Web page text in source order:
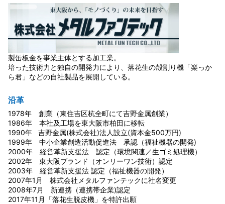
製缶板金を事業主体とする加工業。
培った技術力と独自の開発力により、落花生の殻割り機「楽っか
ら君」などの自社製品を展開している。
沿革
1978年 創業（東住吉区杭全町にて吉野金属創業）
1986年 本社及工場を東大阪市柏田に移転
1990年 吉野金属(株式会社)法人設立(資本金500万円)
1999年 中小企業創造活動促進法 承認（福祉機器の開発)
2000年 経営革新支援法 認定（環境関連／生ゴミ処理機）
2002年 東大阪ブランド（オンリーワン技術）認定
2003年 経営革新支援法 認定（福祉機器の開発）
2007年1月 株式会社メタルファンテックに社名変更
2008年7月 新連携（連携帯企業)認定
2017年11月「落花生脱皮機」を特許出願